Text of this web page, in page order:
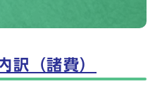
訳（諸費）